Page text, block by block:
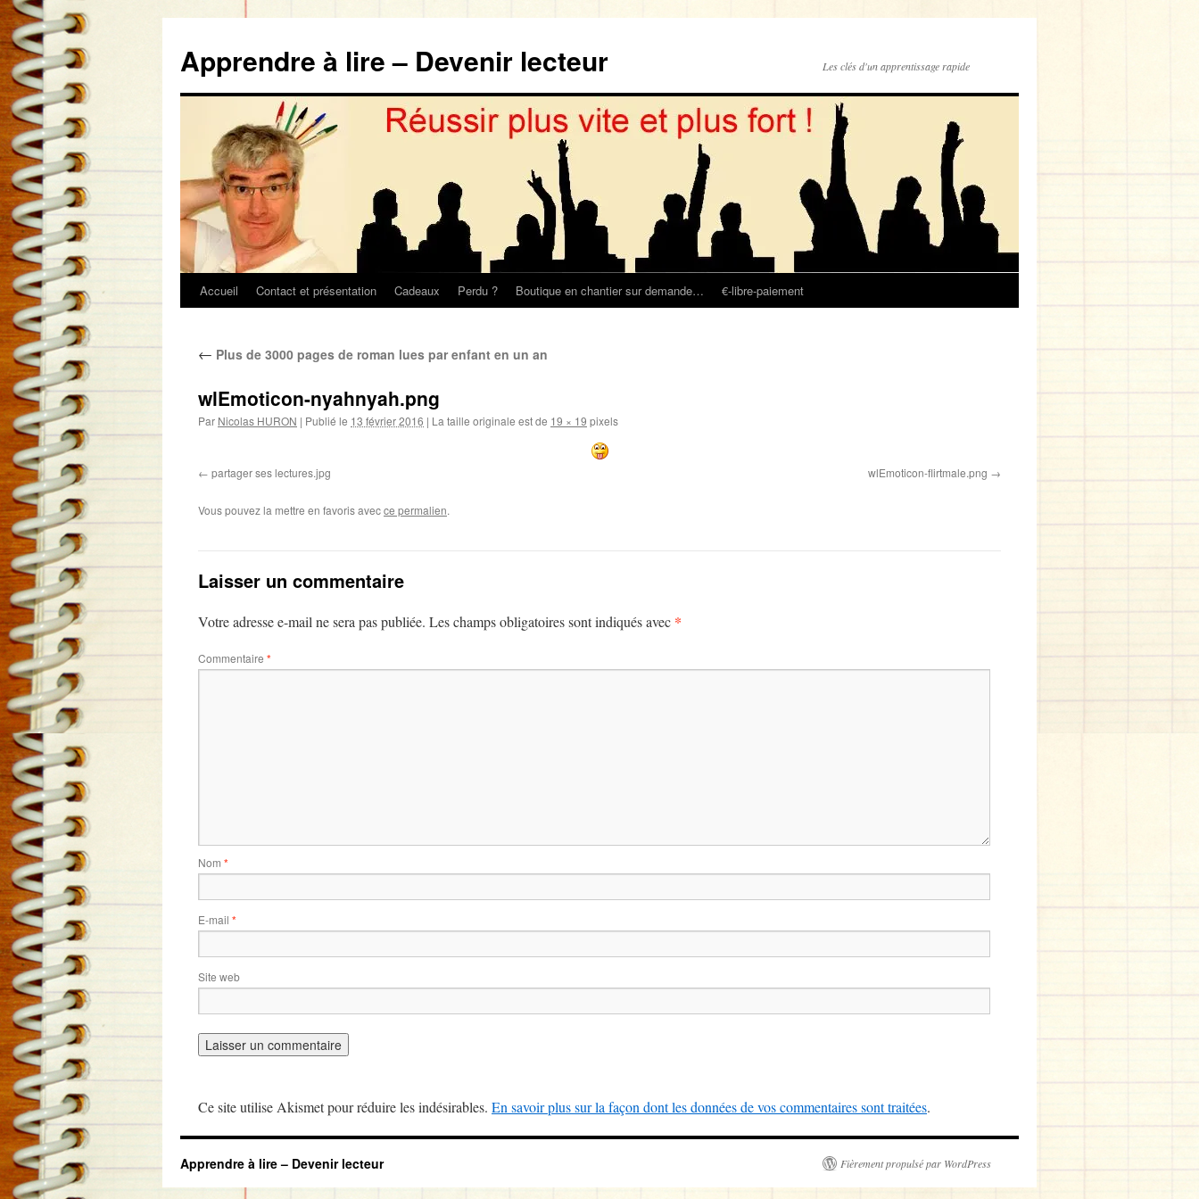
contenu
Apprendre à lire – Devenir lecteur Les clés d'un apprentissage rapide
Accueil Contact et présentation Cadeaux Perdu ? Boutique en chantier sur demande… €-libre-paiement
← Plus de 3000 pages de roman lues par enfant en un an
wlEmoticon-nyahnyah.png
Par Nicolas HURON | Publié le 13 février 2016 | La taille originale est de 19 × 19 pixels
partager ses lectures.jpg wlEmoticon-flirtmale.png
Vous pouvez la mettre en favoris avecce permalien.
Laisser un commentaire
Votre adresse e-mail ne sera pas publiée. Les champs obligatoires sont indiqués avec *
Commentaire *
Nom *
E-mail *
Site web
Ce site utilise Akismet pour réduire les indésirables. En savoir plus sur la façon dont les données de vos commentaires sont traitées.
Apprendre à lire – Devenir lecteur Fièrement propulsé par WordPress